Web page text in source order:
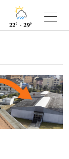
22° - 29°